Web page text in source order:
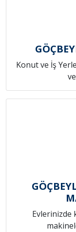
Konut ve İş
Evlerinizde